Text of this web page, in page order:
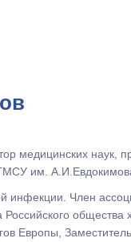
медицинских наук,
им.
инфекции. Член
общества
Европы,